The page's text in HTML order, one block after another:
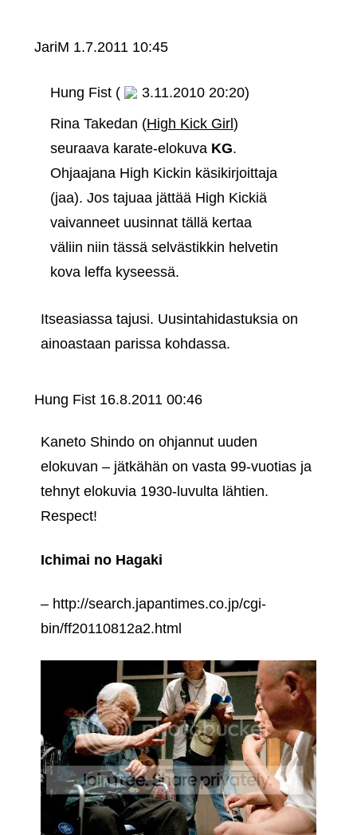
JariM 1.7.2011 10:45
Hung Fist (
3.11.2010 20:20)
Rina Takedan (High Kick Girl )
seuraava karate-elokuva KG.
Ohjaajana High Kickin käsikirjoittaja
(jaa). Jos tajuaa jättää High Kickiä
vaivanneet uusinnat tällä kertaa
väliin niin tässä selvästikkin helvetin
kova leffa kyseessä.
Itseasiassa tajusi. Uusintahidastuksia on
ainoastaan parissa kohdassa.
Hung Fist 16.8.2011 00:46
Kaneto Shindo on ohjannut uuden
elokuvan – jätkähän on vasta 99-vuotias ja
tehnyt elokuvia 1930-luvulta lähtien.
Respect!
Ichimai no Hagaki
– http://search.japantimes.co.jp/cgi-
bin/ff20110812a2.html